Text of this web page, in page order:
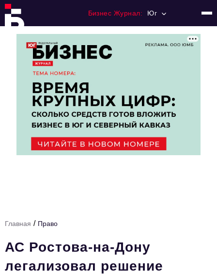
Бизнес Журнал: Юг
Франчайзинг
Номера журнала
Категории:
Финансы
Стиль жизни
Цитаты
Аналитика
Главная / Право
АС Ростова-на-Дону
легализовал решение